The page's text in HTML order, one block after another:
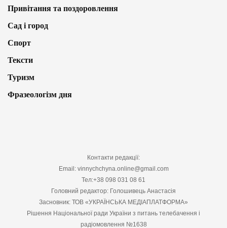
Привітання та поздоровлення
Сад і город
Спорт
Тексти
Туризм
Фразеологізм дня
Контакти редакції:
Email: vinnychchyna.online@gmail.com
Тел:+38 098 031 08 61
Головний редактор: Голошивець Анастасія
Засновник: ТОВ «УКРАЇНСЬКА МЕДІАПЛАТФОРМА»
Рішення Національної ради України з питань телебачення і
радіомовлення №1638